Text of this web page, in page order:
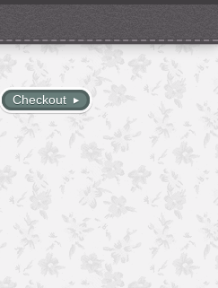
Checkout